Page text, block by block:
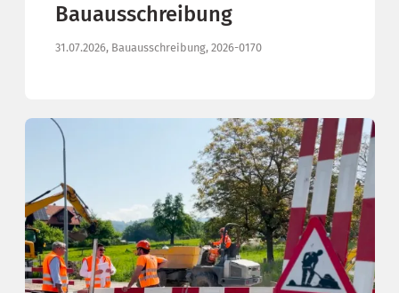
Bauausschreibung
31.07.2026, Bauausschreibung, 2026-0170